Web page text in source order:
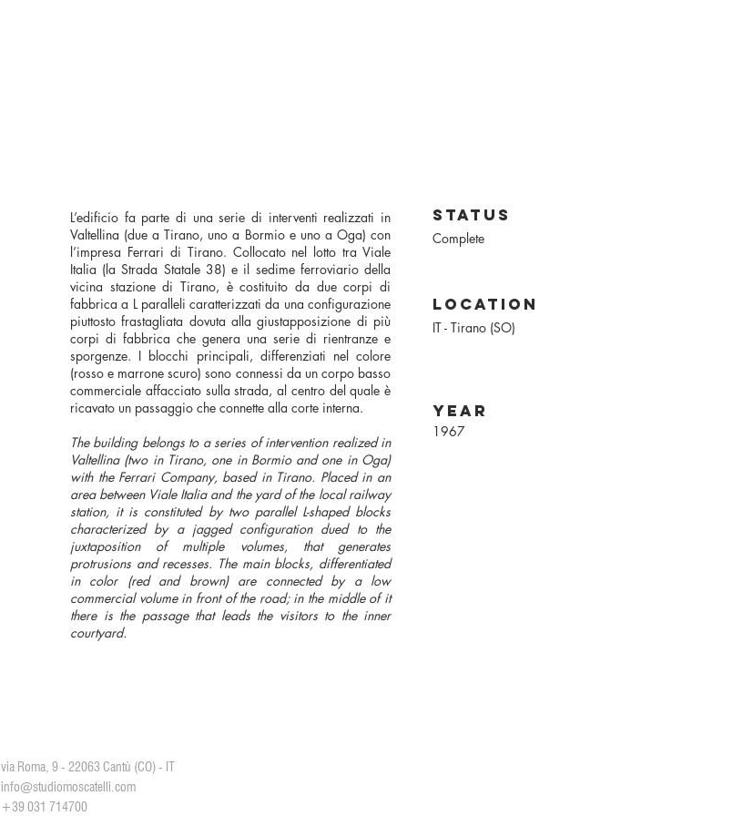
L’edificio fa parte di una serie di interventi realizzati in
Valtellina (due a Tirano, uno a Bormio e uno a Oga) con
l’impresa Ferrari di Tirano. Collocato nel lotto tra Viale
Italia (la Strada Statale 38) e il sedime ferroviario della
vicina stazione di Tirano, è costituito da due corpi di
fabbrica a L paralleli caratterizzati da una configurazione
piuttosto frastagliata dovuta alla giustapposizione di più
corpi di fabbrica che genera una serie di rientranze e
sporgenze. I blocchi principali, differenziati nel colore
(rosso e marrone scuro) sono connessi da un corpo basso
commerciale affacciato sulla strada, al centro del quale è
ricavato un passaggio che connette alla corte interna.
The building belongs to a series of intervention realized in
Valtellina (two in Tirano, one in Bormio and one in Oga)
with the Ferrari Company, based in Tirano. Placed in an
area between Viale Italia and the yard of the local railway
station, it is constituted by two parallel L-shaped blocks
characterized by a jagged configuration dued to the
juxtaposition of multiple volumes, that generates
protrusions and recesses. The main blocks, differentiated
in color (red and brown) are connected by a low
commercial volume in front of the road; in the middle of it
there is the passage that leads the visitors to the inner
courtyard.
status
Complete
location
IT - Tirano (SO)
year
1967
via Roma, 9 - 22063 Cantù (CO) - IT
info@studiomoscatelli.com
+39 031 714700